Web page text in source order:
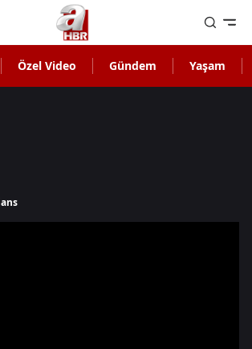
Özel Video Gündem Yaşam